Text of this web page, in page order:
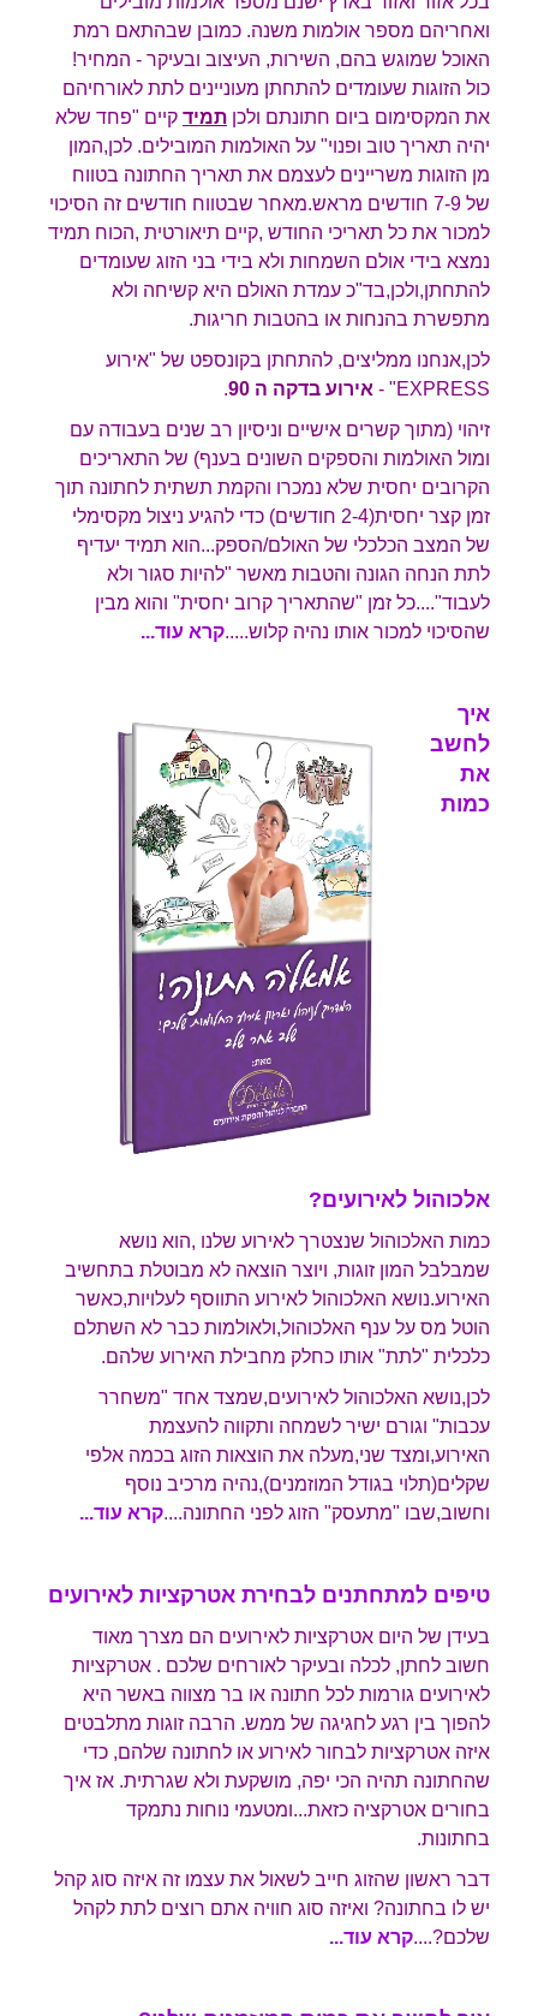
ואחריהם מספר אולמות משנה. כמובן שבהתאם רמת
האוכל שמוגש בהם, השירות, העיצוב ובעיקר - המחיר!
כול הזוגות שעומדים להתחתן מעוניינים לתת לאורחיהם
את המקסימום ביום חתונתם ולכן תמיד קיים "פחד שלא
יהיה תאריך טוב ופנוי" על האולמות המובילים. לכן,המון
מן הזוגות משריינים לעצמם את תאריך החתונה בטווח
של 7-9 חודשים מראש.מאחר שבטווח חודשים זה הסיכוי
למכור את כל תאריכי החודש ,קיים תיאורטית ,הכוח תמיד
נמצא בידי אולם השמחות ולא בידי בני הזוג שעומדים
להתחתן,ולכן,בד"כ עמדת האולם היא קשיחה ולא
מתפשרת בהנחות או בהטבות חריגות.
לכן,אנחנו ממליצים, להתחתן בקונספט של "אירוע
EXPRESS" -
אירוע בדקה ה 90
.
זיהוי (מתוך קשרים אישיים וניסיון רב שנים בעבודה עם
ומול האולמות והספקים השונים בענף) של התאריכים
הקרובים יחסית שלא נמכרו והקמת תשתית לחתונה תוך
זמן קצר יחסית(2-4 חודשים) כדי להגיע ניצול מקסימלי
של המצב הכלכלי של האולם/הספק...הוא תמיד יעדיף
לתת הנחה הגונה והטבות מאשר "להיות סגור ולא
לעבוד"....כל זמן "שהתאריך קרוב יחסית" והוא מבין
שהסיכוי למכור אותו נהיה קלוש....
.קרא עוד...
איך
לחשב
את
כמות
אלכוהול לאירועים?
כמות האלכוהול שנצטרך לאירוע שלנו ,הוא נושא
שמבלבל המון זוגות, ויוצר הוצאה לא מבוטלת בתחשיב
האירוע.נושא האלכוהול לאירוע התווסף לעלויות,כאשר
הוטל מס על ענף האלכוהול,ולאולמות כבר לא השתלם
כלכלית "לתת" אותו כחלק מחבילת האירוע שלהם.
לכן,נושא האלכוהול לאירועים,שמצד אחד "משחרר
עכבות" וגורם ישיר לשמחה ותקווה להעצמת
האירוע,ומצד שני,מעלה את הוצאות הזוג בכמה אלפי
שקלים(תלוי בגודל המוזמנים),נהיה מרכיב נוסף
וחשוב,שבו "מתעסק" הזוג לפני החתונה....קרא עוד...
טיפים למתחתנים לבחירת אטרקציות לאירועים
בעידן של היום אטרקציות לאירועים הם מצרך מאוד
חשוב לחתן, לכלה ובעיקר לאורחים שלכם . אטרקציות
לאירועים גורמות לכל חתונה או בר מצווה באשר היא
להפוך בין רגע לחגיגה של ממש. הרבה זוגות מתלבטים
איזה אטרקציות לבחור לאירוע או לחתונה שלהם, כדי
שהחתונה תהיה הכי יפה, מושקעת ולא שגרתית. אז איך
בחורים אטרקציה כזאת...ומטעמי נוחות נתמקד
בחתונות.
דבר ראשון שהזוג חייב לשאול את עצמו זה איזה סוג קהל
יש לו בחתונה? ואיזה סוג חוויה אתם רוצים לתת לקהל
שלכם?....קרא עוד...